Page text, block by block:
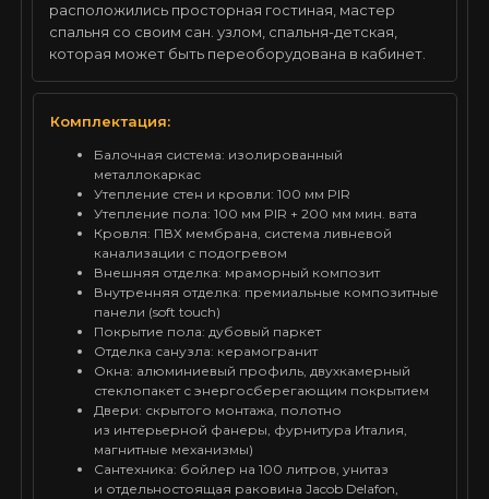
Комплектация:
Балочная система: изолированный
металлокаркас
Утепление стен и кровли: 100 мм PIR
Утепление пола: 100 мм PIR + 200 мм мин. вата
Кровля: ПВХ мембрана, система ливневой
канализации с подогревом
Внешняя отделка: мраморный композит
Внутренняя отделка: премиальные композитные
панели (soft touch)
Покрытие пола: дубовый паркет
Отделка санузла: керамогранит
Окна: алюминиевый профиль, двухкамерный
стеклопакет с энергосберегающим покрытием
Двери: скрытого монтажа, полотно
из интерьерной фанеры, фурнитура Италия,
магнитные механизмы)
Сантехника: бойлер на 100 литров, унитаз
и отдельностоящая раковина Jacob Delafon,
расположились просторная гостиная, мастер
спальня со своим сан. узлом, спальня-детская,
которая может быть переоборудована в кабинет.